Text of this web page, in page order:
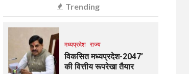
Trending
मध्यप्रदेश राज्य
विकसित मध्यप्रदेश-2047’
की वित्तीय रूपरेखा तैयार